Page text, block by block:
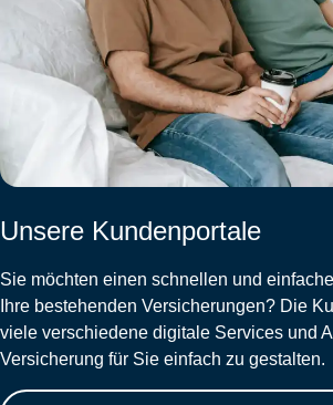
Unsere Kundenportale
Sie möchten einen schnellen und
Ihre bestehenden Versicherungen? Die
viele verschiedene digitale Services und
Versicherung für Sie einfach zu gestalten.